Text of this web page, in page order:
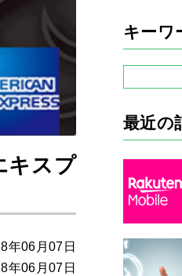
キスプ
年06月07日
年06月07日
キーワ
最近の